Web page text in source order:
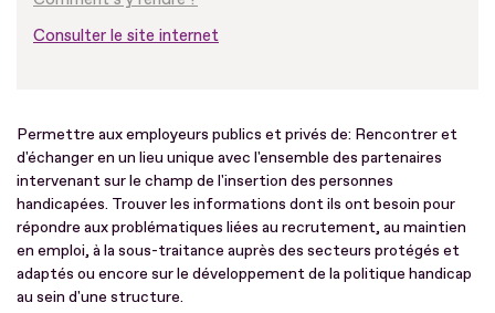
Consulter le site internet
Permettre aux employeurs publics et privés de: Rencontrer et
d'échanger en un lieu unique avec l'ensemble des partenaires
intervenant sur le champ de l'insertion des personnes
handicapées. Trouver les informations dont ils ont besoin pour
répondre aux problématiques liées au recrutement, au maintien
en emploi, à la sous-traitance auprès des secteurs protégés et
adaptés ou encore sur le développement de la politique handicap
au sein d'une structure.